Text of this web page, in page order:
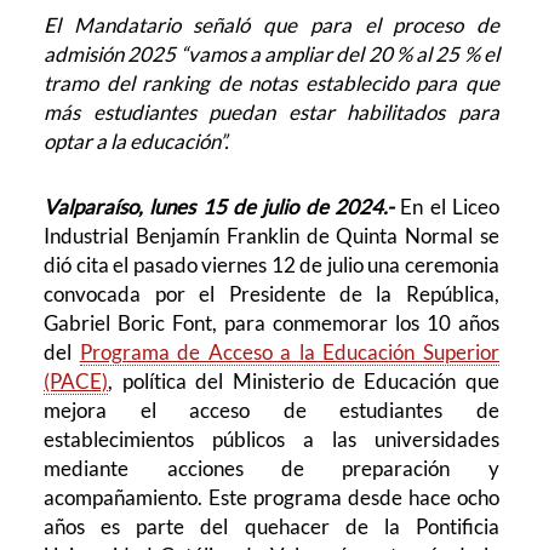
El Mandatario señaló que para el proceso de
admisión 2025 “vamos a ampliar del 20 % al 25 % el
tramo del ranking de notas establecido para que
más estudiantes puedan estar habilitados para
optar a la educación”.
Valparaíso, lunes 15 de julio de 2024.- En el Liceo
Industrial Benjamín Franklin de Quinta Normal se
dió cita el pasado viernes 12 de julio una ceremonia
convocada por el Presidente de la República,
Gabriel Boric Font, para conmemorar los 10 años
del Programa de Acceso a la Educación Superior
(PACE), política del Ministerio de Educación que
mejora el acceso de estudiantes de
establecimientos públicos a las universidades
mediante acciones de preparación y
acompañamiento. Este programa desde hace ocho
años es parte del quehacer de la Pontificia